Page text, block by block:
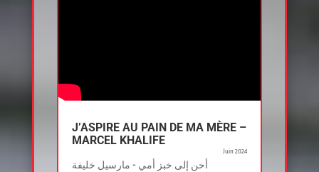
J’ASPIRE AU PAIN DE MA MÈRE –
MARCEL KHALIFE
Juin 2024
أحن إلى خبز أمي - مارسيل خليفة